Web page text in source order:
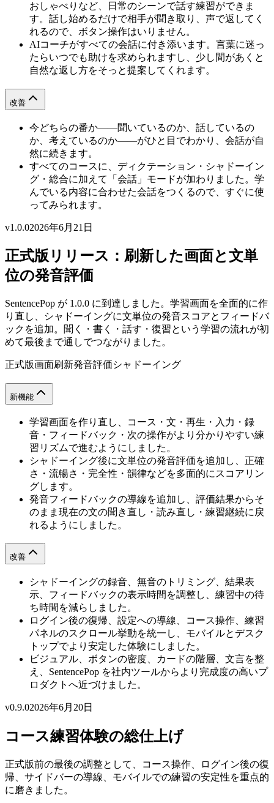
おしゃべりなど、日常のシーンで話す練習ができま
す。話し始めるだけで相手が聞き取り、声で返してく
れるので、ボタン操作はいりません。
AIコーチがすべての会話に付き添います。言葉に迷っ
たらいつでも助けを求められますし、少し間があくと
自然な返し方をそっと提案してくれます。
改善
今どちらの番か――聞いているのか、話しているの
か、考えているのか――がひと目でわかり、会話が自
然に続きます。
すべてのコースに、ディクテーション・シャドーイン
グ・総合に加えて「会話」モードが加わりました。学
んでいる内容に合わせた会話をつくるので、すぐに使
ってみられます。
v1.0.02026年6月21日
正式版リリース：刷新した画面と文単
位の発音評価
SentencePop が 1.0.0 に到達しました。学習画面を全面的に作
り直し、シャドーイングに文単位の発音スコアとフィードバ
ックを追加。聞く・書く・話す・復習という学習の流れが初
めて最後まで通しでつながりました。
正式版画面刷新発音評価シャドーイング
新機能
学習画面を作り直し、コース・文・再生・入力・録
音・フィードバック・次の操作がより分かりやすい練
習リズムで進むようにしました。
シャドーイング後に文単位の発音評価を追加し、正確
さ・流暢さ・完全性・韻律などを多面的にスコアリン
グします。
発音フィードバックの導線を追加し、評価結果からそ
のまま現在の文の聞き直し・読み直し・練習継続に戻
れるようにしました。
改善
シャドーイングの録音、無音のトリミング、結果表
示、フィードバックの表示時間を調整し、練習中の待
ち時間を減らしました。
ログイン後の復帰、設定への導線、コース操作、練習
パネルのスクロール挙動を統一し、モバイルとデスク
トップでより安定した体験にしました。
ビジュアル、ボタンの密度、カードの階層、文言を整
え、SentencePop を社内ツールからより完成度の高いプ
ロダクトへ近づけました。
v0.9.02026年6月20日
コース練習体験の総仕上げ
正式版前の最後の調整として、コース操作、ログイン後の復
帰、サイドバーの導線、モバイルでの練習の安定性を重点的
に磨きました。